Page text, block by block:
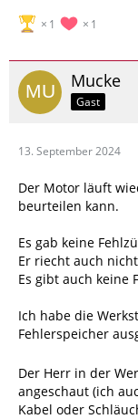
1 1
Mucke
Gast
13. September 2024
Der Motor läuft
beurteilen kann.
Es gab keine
Er riecht auch
Es gibt auch keine
Ich habe die
Fehlerspeicher
Der Herr in der
angeschaut (ich
Kabel oder